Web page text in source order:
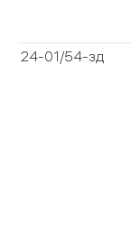
24-01/54-зд